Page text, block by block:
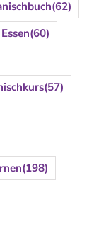
(62)
(60)
(57)
(198)